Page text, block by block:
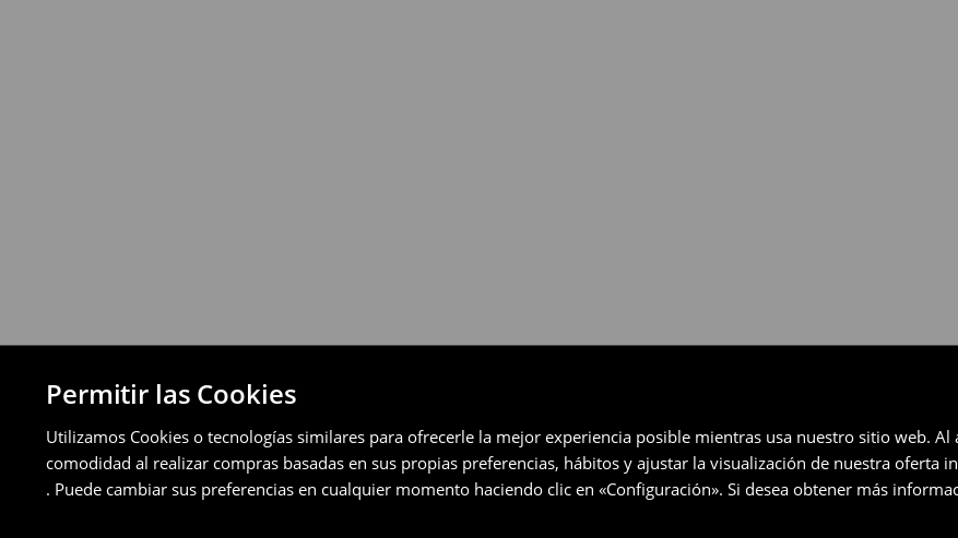
Permitir las Cookies
Utilizamos Cookies o tecnologías similares para ofrecerle la mejor experiencia posible mientras usa nuestro sitio web.
comodidad al realizar compras basadas en sus propias preferencias, hábitos y ajustar la visualización de nuestra oferta
. Puede cambiar sus preferencias en cualquier momento haciendo clic en «Configuración». Si desea obtener más